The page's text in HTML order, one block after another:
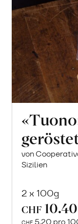
von
Sizilien
2 x 100g
CHF 10.40
CHF 5.20 pro